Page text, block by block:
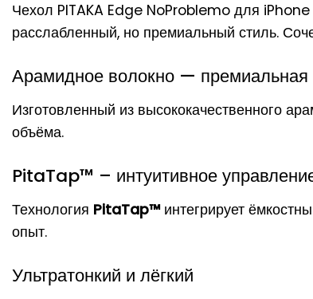
Чехол PITAKA Edge NoProblemo для
расслабленный, но премиальный стиль.
Арамидное волокно — премиальная
Изготовленный из высококачественного
объёма.
PitaTap™ – интуитивное
Технология PitaTap™интегрирует
опыт.
Ультратонкий и лёгкий